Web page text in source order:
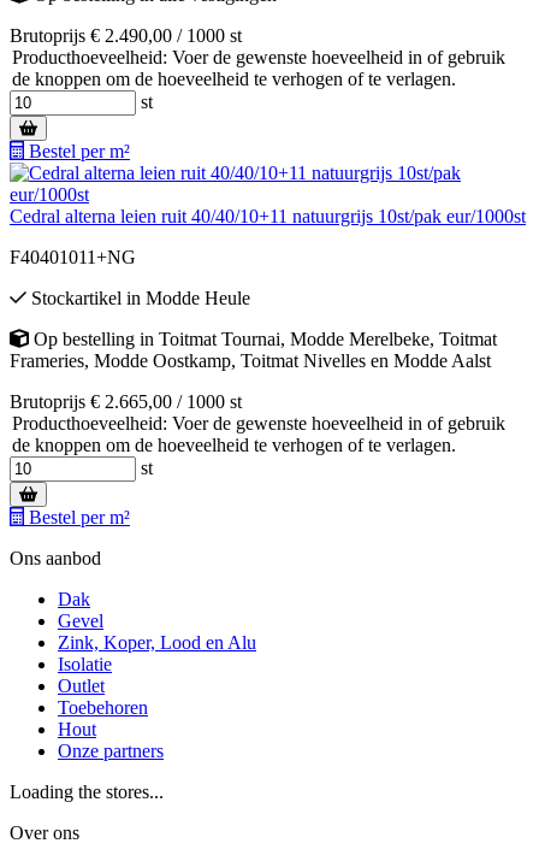
Brutoprijs € 2.490,00 / 1000 st
Producthoeveelheid: Voer de gewenste hoeveelheid in of gebruik
de knoppen om de hoeveelheid te verhogen of te verlagen.
st
Bestel per m²
Cedral alterna leien ruit 40/40/10+11 natuurgrijs 10st/pak eur/1000st
F40401011+NG
Stockartikel in Modde Heule
Op bestelling in Toitmat Tournai, Modde Merelbeke, Toitmat
Frameries, Modde Oostkamp, Toitmat Nivelles en Modde Aalst
Brutoprijs € 2.665,00 / 1000 st
Producthoeveelheid: Voer de gewenste hoeveelheid in of gebruik
de knoppen om de hoeveelheid te verhogen of te verlagen.
st
Bestel per m²
Ons aanbod
Dak
Gevel
Zink, Koper, Lood en Alu
Isolatie
Outlet
Toebehoren
Hout
Onze partners
Loading the stores...
Over ons